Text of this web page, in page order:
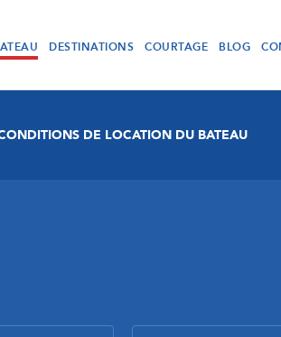
DESTINATIONS COURTAGE BLOG
DE LOCATION DU BATEAU